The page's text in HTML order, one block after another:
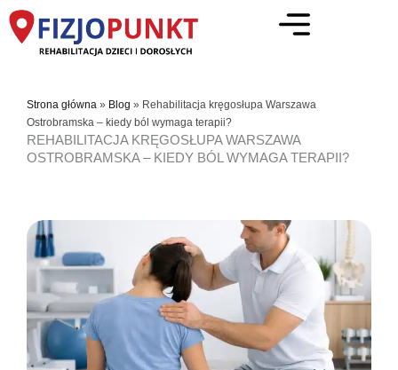
Przejdź
do
Strona główna » Blog » Rehabilitacja kręgosłupa Warszawa
Ostrobramska – kiedy ból wymaga terapii?
REHABILITACJA KRĘGOSŁUPA WARSZAWA
OSTROBRAMSKA – KIEDY BÓL WYMAGA TERAPII?